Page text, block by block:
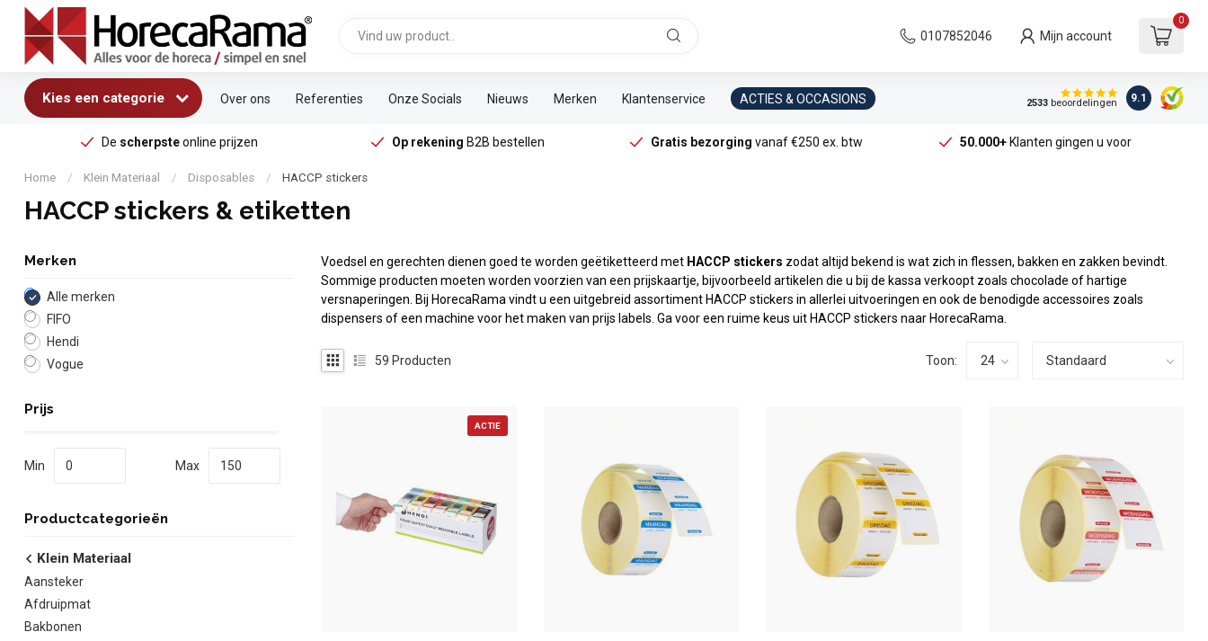
0107852046 Mijn account
0
Kies een categorie Over ons Referenties Onze Socials Nieuws Merken Klantenservice ACTIES & OCCASIONS 2533beoordelingen 9.1
De scherpsteonline prijzen Op rekening B2B bestellen Gratis bezorging vanaf €250 ex. btw 50.000+Klanten gingen u voor
Home / Klein Materiaal / Disposables / HACCP stickers
HACCP stickers & etiketten
Merken
Alle merken
FIFO
Hendi
Vogue
Prijs
Min Max
Productcategorieën
Klein Materiaal
Aansteker
Afdruipmat
Bakbonen
Voedsel en gerechten dienen goed te worden geëtiketteerd met HACCP stickers zodat altijd bekend is wat zich in flessen, bakken en zakken bevindt.
Sommige producten moeten worden voorzien van een prijskaartje, bijvoorbeeld artikelen die u bij de kassa verkoopt zoals chocolade of hartige
versnaperingen. Bij HorecaRama vindt u een uitgebreid assortiment HACCP stickers in allerlei uitvoeringen en ook de benodigde accessoires zoals
dispensers of een machine voor het maken van prijs labels. Ga voor een ruime keus uit HACCP stickers naar HorecaRama.
59 Producten Toon:
ACTIE